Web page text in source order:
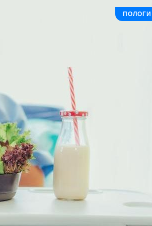
ПОЛОГИ
Як обрати найкращу коляску
для дитини? 9+ важливих